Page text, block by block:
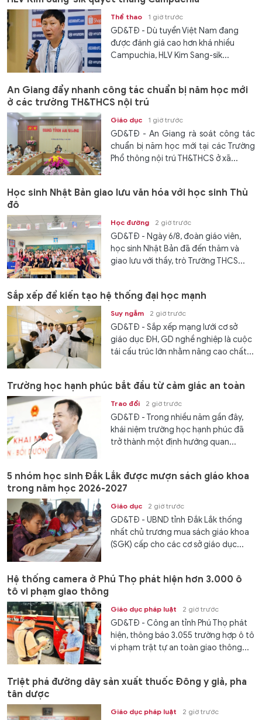
Thể thao 1 giờ trước
GD&TĐ - Dù tuyển Việt Nam đang
được đánh giá cao hơn khá nhiều
Campuchia, HLV Kim Sang-sik...
An Giang đẩy nhanh công tác chuẩn bị năm học mới
ở các trường TH&THCS nội trú
Giáo dục 1 giờ trước
GD&TĐ - An Giang rà soát công tác
chuẩn bị năm học mới tại các Trường
Phổ thông nội trú TH&THCS ở xã...
Học sinh Nhật Bản giao lưu văn hóa với học sinh Thủ
đô
Học đường 2 giờ trước
GD&TĐ - Ngày 6/8, đoàn giáo viên,
học sinh Nhật Bản đã đến thăm và
giao lưu với thầy, trò Trường THCS...
Sắp xếp để kiến tạo hệ thống đại học mạnh
Suy ngẫm 2 giờ trước
GD&TĐ - Sắp xếp mạng lưới cơ sở
giáo dục ĐH, GD nghề nghiệp là cuộc
tái cấu trúc lớn nhằm nâng cao chất...
Trường học hạnh phúc bắt đầu từ cảm giác an toàn
Trao đổi 2 giờ trước
GD&TĐ - Trong nhiều năm gần đây,
khái niệm trường học hạnh phúc đã
trở thành một định hướng quan...
5 nhóm học sinh Đắk Lắk được mượn sách giáo khoa
trong năm học 2026-2027
Giáo dục 2 giờ trước
GD&TĐ - UBND tỉnh Đắk Lắk thống
nhất chủ trương mua sách giáo khoa
(SGK) cấp cho các cơ sở giáo dục...
Hệ thống camera ở Phú Thọ phát hiện hơn 3.000 ô
tô vi phạm giao thông
Giáo dục pháp luật 2 giờ trước
GD&TĐ - Công an tỉnh Phú Thọ phát
hiện, thông báo 3.055 trường hợp ô tô
vi phạm trật tự an toàn giao thông...
Triệt phá đường dây sản xuất thuốc Đông y giả, pha
tân dược
Giáo dục pháp luật 2 giờ trước